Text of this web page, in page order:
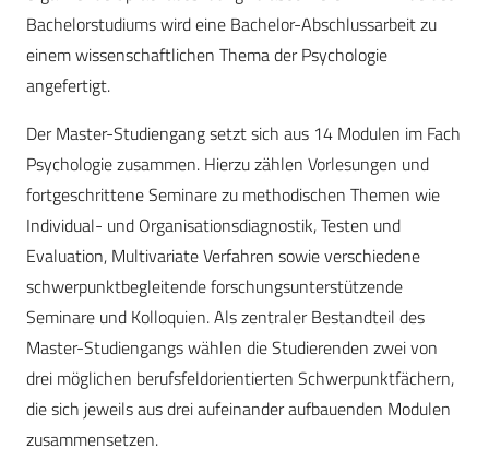
Bachelorstudiums wird eine Bachelor-Abschlussarbeit zu
einem wissenschaftlichen Thema der Psychologie
angefertigt.
Der Master-Studiengang setzt sich aus 14 Modulen im Fach
Psychologie zusammen. Hierzu zählen Vorlesungen und
fortgeschrittene Seminare zu methodischen Themen wie
Individual- und Organisationsdiagnostik, Testen und
Evaluation, Multivariate Verfahren sowie verschiedene
schwerpunktbegleitende forschungsunterstützende
Seminare und Kolloquien. Als zentraler Bestandteil des
Master-Studiengangs wählen die Studierenden zwei von
drei möglichen berufsfeldorientierten Schwerpunktfächern,
die sich jeweils aus drei aufeinander aufbauenden Modulen
zusammensetzen.